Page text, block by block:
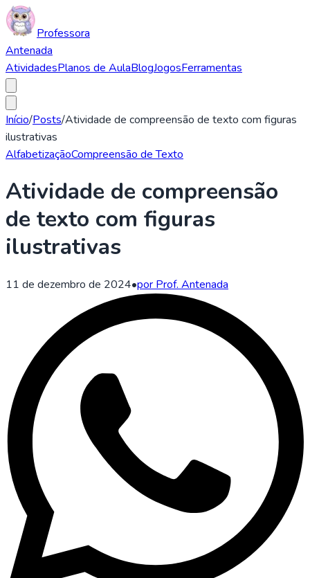
Professora
Antenada
AtividadesPlanos de AulaBlogJogosFerramentas
Início/Posts/Atividade de compreensão de texto com figuras
ilustrativas
AlfabetizaçãoCompreensão de Texto
Atividade de compreensão
de texto com figuras
ilustrativas
11 de dezembro de 2024•por Prof. Antenada